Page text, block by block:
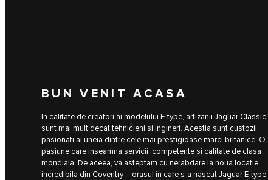
BUN VENIT ACASA
In calitate de creatori ai modelului E‑type, artizanii Jaguar Classic
sunt mai mult decat tehnicieni si ingineri. Acestia sunt custozii
pasionati ai uneia dintre cele mai prestigioase marci britanice. O
pasiune care inseamna servicii, competente si calitate de clasa
mondiala. De aceea, va asteptam cu nerabdare la noua locatie
incredibila din Coventry – orasul in care s-a nascut Jaguar E‑type.